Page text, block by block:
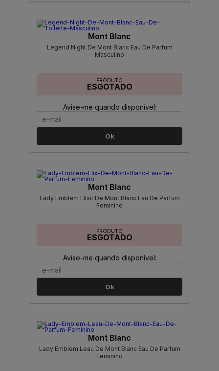
Mont Blanc
Legend Night De Mont Blanc Eau De Parfum
Masculino
PRODUTO
ESGOTADO
Avise-me quando disponível:
Ok
Mont Blanc
Lady Emblem Elixir De Mont Blanc Eau De Parfum
Feminino
PRODUTO
ESGOTADO
Avise-me quando disponível:
Ok
Mont Blanc
Lady Emblem Leau De Mont Blanc Eau De Parfum
Feminino